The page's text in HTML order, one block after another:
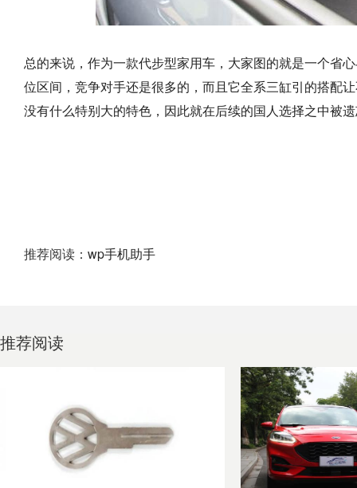
总的来说，作为一款代步型家用车，大家图的就是一个省
位区间，竞争对手还是很多的，而且它全系三缸引的搭配
没有什么特别大的特色，因此就在后续的国人选择之中被
推荐阅读： wp手机助手
推荐阅读